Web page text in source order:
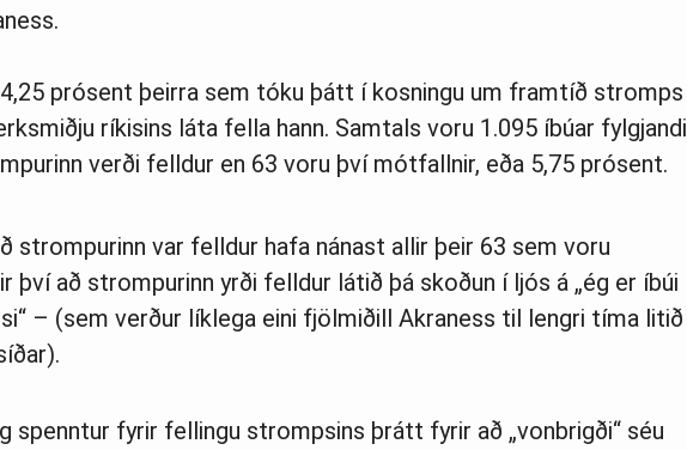
pró­sent þeirra sem tóku þátt í kosn­ingu um framtíð stromps
rík­is­ins láta fella hann. Sam­tals voru 1.095 íbú­ar fylgj­andi
verði felld­ur en 63 voru því mót­falln­ir, eða 5,75 pró­sent.
strompurinn var felldur hafa nánast allir þeir 63 sem voru
því að strompurinn yrði felldur látið þá skoðun í ljós á „ég er íbúi
– (sem verður líklega eini fjölmiðill Akraness til lengri tíma litið
spenntur fyrir fellingu strompsins þrátt fyrir að „vonbrigði“ séu